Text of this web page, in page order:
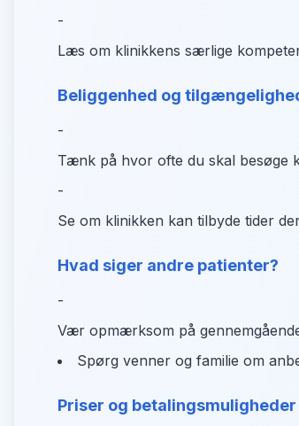
-
Læs om klinikkens særlige
Beliggenhed og
-
Tænk på hvor ofte du skal besøge
-
Se om klinikken kan tilbyde tider
Hvad siger andre patienter?
-
Vær opmærksom på
Spørg venner og familie om
Priser og betalingsmuligheder